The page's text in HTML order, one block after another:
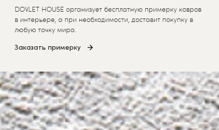
DOVLET HOUSE организует бесплатную примерку ковров
в интерьере, а при необходимости, доставит покупку в
любую точку мира.
Заказать примерку